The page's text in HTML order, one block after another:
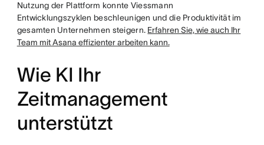
Nutzung der Plattform konnte Viessmann
Entwicklungszyklen beschleunigen und die Produktivität im
gesamten Unternehmen steigern. Erfahren Sie, wie auch Ihr
Team mit Asana effizienter arbeiten kann.
Wie KI Ihr
Zeitmanagement
unterstützt